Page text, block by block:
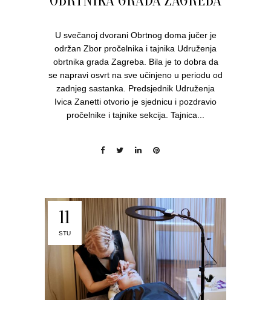
U svečanoj dvorani Obrtnog doma jučer je
održan Zbor pročelnika i tajnika Udruženja
obrtnika grada Zagreba. Bila je to dobra da
se napravi osvrt na sve učinjeno u periodu od
zadnjeg sastanka. Predsjednik Udruženja
Ivica Zanetti otvorio je sjednicu i pozdravio
pročelnike i tajnike sekcija. Tajnica...
11
STU